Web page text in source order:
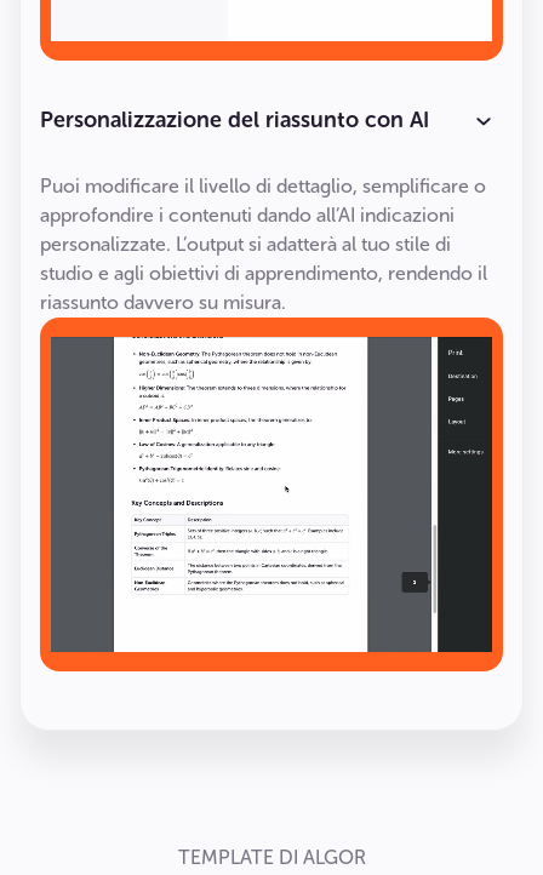
Personalizzazione del riassunto con AI
Puoi modificare il livello di dettaglio, semplificare o
approfondire i contenuti dando all’AI indicazioni
personalizzate. L’output si adatterà al tuo stile di
studio e agli obiettivi di apprendimento, rendendo il
riassunto davvero su misura.
TEMPLATE DI ALGOR